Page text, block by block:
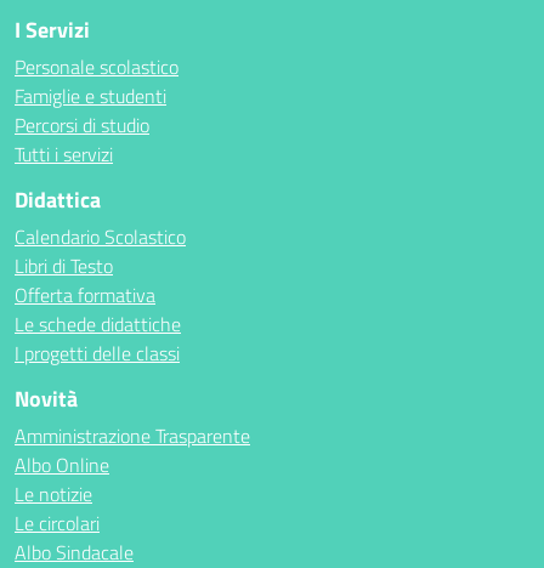
I Servizi
Personale scolastico
Famiglie e studenti
Percorsi di studio
Tutti i servizi
Didattica
Calendario Scolastico
Libri di Testo
Offerta formativa
Le schede didattiche
I progetti delle classi
Novità
Amministrazione Trasparente
Albo Online
Le notizie
Le circolari
Albo Sindacale